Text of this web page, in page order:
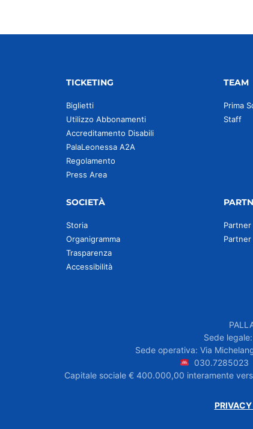
TICKETING
Biglietti
Utilizzo Abbonamenti
Accreditamento Disabili
PalaLeonessa A2A
Regolamento
Press Area
TEAM
Prima
Staff
SOCIETÀ
Storia
Organigramma
Trasparenza
Accessibilità
Partner
Sede
Sede operativa: Via
030.7285023
Capitale sociale € 400.000,00 interamente